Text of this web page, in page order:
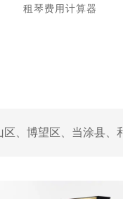
租琴费用计算器
区、博望区、当涂县、